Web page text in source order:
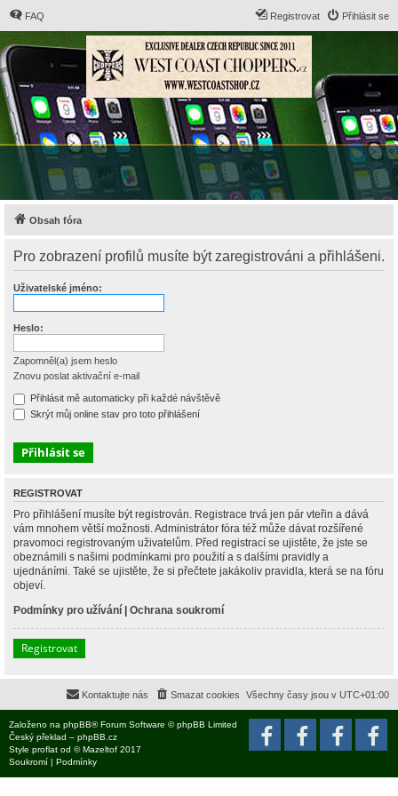
FAQ Přihlásit se
Registrovat
Obsah fóra
Pro zobrazení profilů musíte být zaregistrováni a přihlášeni.
Uživatelské jméno:
Heslo:
Zapomněl(a) jsem heslo
Znovu poslat aktivační e-mail
Přihlásit mě automaticky při každé návštěvě
Skrýt můj online stav pro toto přihlášení
REGISTROVAT
Pro přihlášení musíte být registrován. Registrace trvá jen pár vteřin a dává
vám mnohem větší možnosti. Administrátor fóra též může dávat rozšířené
pravomoci registrovaným uživatelům. Před registrací se ujistěte, že jste se
obeznámili s našimi podmínkami pro použití a s dalšími pravidly a
ujednáními. Také se ujistěte, že si přečtete jakákoliv pravidla, která se na fóru
objeví.
Podmínky pro užívání | Ochrana soukromí
Registrovat
Všechny časy jsou v UTC+01:00
Smazat cookies
Kontaktujte nás
Založeno na phpBB® Forum Software © phpBB Limited
Český překlad – phpBB.cz
Style proflat od ©Mazeltof 2017
Soukromí | Podmínky